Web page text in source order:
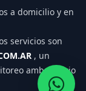
a domicilio y en
servicios son
, un
ambulatorio